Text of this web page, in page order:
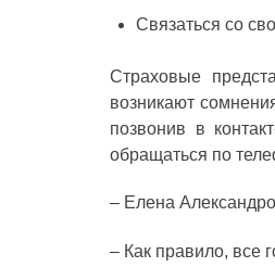
Связаться со
Страховые
возникают
позвонив в
обращаться по
– Елена
– Как правило, все